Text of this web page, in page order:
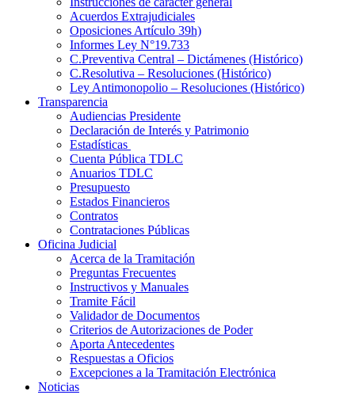
Acuerdos Extrajudiciales
Oposiciones Artículo 39h)
Informes Ley N°19.733
C.Preventiva Central – Dictámenes (Histórico)
C.Resolutiva – Resoluciones (Histórico)
Ley Antimonopolio – Resoluciones (Histórico)
Transparencia
Audiencias Presidente
Declaración de Interés y Patrimonio
Estadísticas
Cuenta Pública TDLC
Anuarios TDLC
Presupuesto
Estados Financieros
Contratos
Contrataciones Públicas
Oficina Judicial
Acerca de la Tramitación
Preguntas Frecuentes
Instructivos y Manuales
Tramite Fácil
Validador de Documentos
Criterios de Autorizaciones de Poder
Aporta Antecedentes
Respuestas a Oficios
Excepciones a la Tramitación Electrónica
Noticias